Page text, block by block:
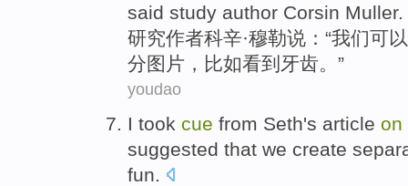
said study author Corsin Muller.
研究作者科辛·穆勒说：“我们可
分图片，比如看到牙齿。”
youdao
I took cue from Seth's article on
suggested that we create
fun.